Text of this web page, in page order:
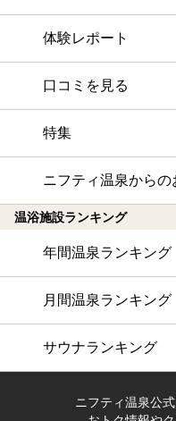
体験レポート
口コミを見る
特集
ニフティ温泉からの
温浴施設ランキング
年間温泉ランキング
月間温泉ランキング
サウナランキング
ニフティ温泉公